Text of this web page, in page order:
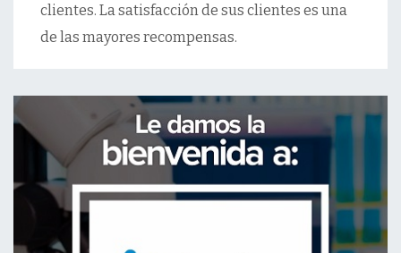
clientes. La satisfacción de sus clientes es una
de las mayores recompensas.